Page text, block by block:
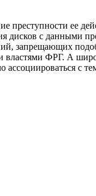
преступности ее
дисков с данными
запрещающих
властями ФРГ. А
с